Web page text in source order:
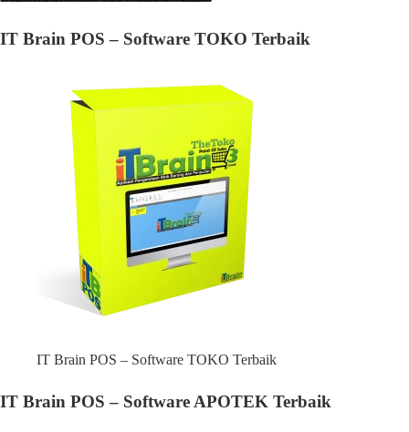
IT Brain POS – Software TOKO Terbaik
IT Brain POS – Software TOKO Terbaik
IT Brain POS – Software APOTEK Terbaik